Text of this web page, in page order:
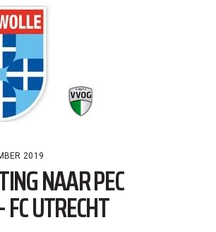
2019
NAAR PEC
UTRECHT